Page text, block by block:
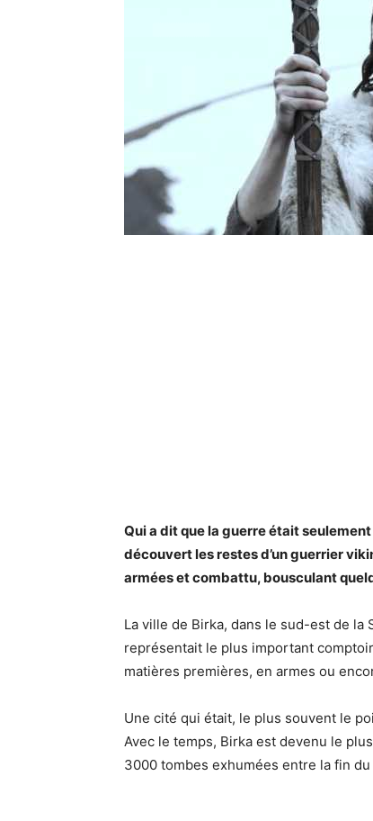
Qui a dit que la guerre était
découvert les restes d’un guerrier
armées et combattu, bousculant
La ville de Birka, dans le sud-est de la
représentait le plus important
matières premières, en armes ou
Une cité qui était, le plus souvent le
Avec le temps, Birka est devenu le
3000 tombes exhumées entre la fin